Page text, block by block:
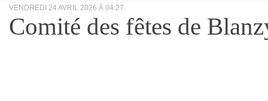
VENDREDI 24 AVRIL 2026 À 04:27
Comité des fêtes de